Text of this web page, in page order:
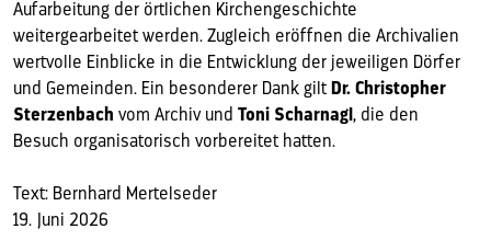
Aufarbeitung der örtlichen Kirchengeschichte
weitergearbeitet werden. Zugleich eröffnen die Archivalien
wertvolle Einblicke in die Entwicklung der jeweiligen Dörfer
und Gemeinden. Ein besonderer Dank gilt Dr. Christopher
Sterzenbach vom Archiv und Toni Scharnagl , die den
Besuch organisatorisch vorbereitet hatten.
Text: Bernhard Mertelseder
19. Juni 2026